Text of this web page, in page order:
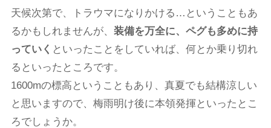
天候次第で、トラウマになりかける…ということもあ
るかもしれませんが、 装備を万全に、ペグも多めに持
っていく といったことをしていれば、何とか乗り切れ
るといったところです。
1600mの標高ということもあり、真夏でも結構涼しい
と思いますので、梅雨明け後に本領発揮といったとこ
ろでしょうか。